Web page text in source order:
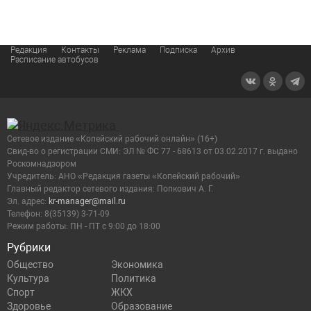
Редакция Контакты Реклама Подписка
Архив
Расписание автобусов
Рубрики
Общество
Экономика
Культура
Политика
Спорт
ЖКХ
Здоровье
Образование
Сетевое издание «Копейский рабочий онлайн» (16+)
Cвид-во о регистрации СМИ: ЭЛ № ФС 77 - 68613 от 03.02.2017 г. выдано
Роскомнадзором
Учредитель: АНО «Редакция газеты «Копейский рабочий»
Главный редактор сетевого издания: Попкович А. Г.
Эл. адрес: kr-manager@mail.ru
Телефон: 8(35139) 3-71-09
Режим работы: ПН - ПТ с 9:00 до 18:00